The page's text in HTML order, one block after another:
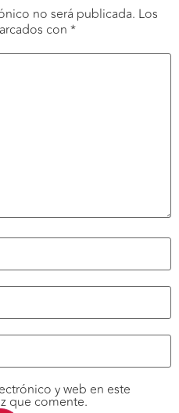
no será publicada. Los
con *
y web en este
que comente.